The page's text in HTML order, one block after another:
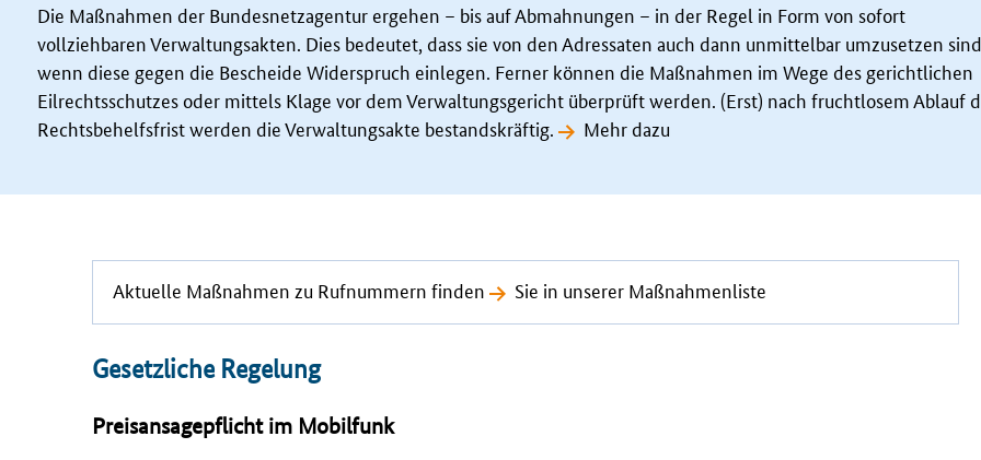
Die Maßnahmen der Bundesnetzagentur ergehen – bis auf Abmahnungen – in der Regel in Form von sofort
vollziehbaren Verwaltungsakten. Dies bedeutet, dass sie von den Adressaten auch dann unmittelbar umzusetzen
wenn diese gegen die Bescheide Widerspruch einlegen. Ferner können die Maßnahmen im Wege des gerichtlichen
Eilrechtsschutzes oder mittels Klage vor dem Verwaltungsgericht überprüft werden. (Erst) nach fruchtlosem Ablauf
Rechtsbehelfsfrist werden die Verwaltungsakte bestandskräftig.
Mehr dazu
Aktuelle Maßnahmen zu Rufnummern finden Sie in unserer Maßnahmenliste
Gesetzliche Regelung
Preisansagepflicht im Mobilfunk